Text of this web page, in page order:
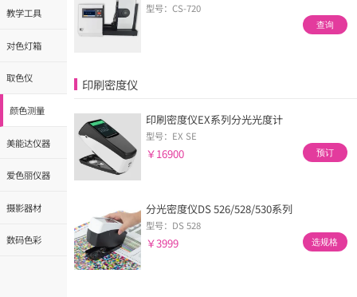
教学工具
对色灯箱
取色仪
颜色测量
美能达仪器
爱色丽仪器
摄影器材
数码色彩
型号：CS-720
查询
印刷密度仪
印刷密度仪EX系列分光光度计
型号：EX SE
￥16900 预订
分光密度仪DS 526/528/530系列
型号：DS 528
￥3999 选规格